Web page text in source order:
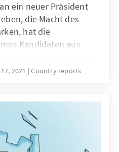
ein neuer Präsident
die Macht des
hat die
Kandidaten aus
Boykottaufrufen
gehandelten
Obersten Führer Ali
sicher. Eine
politischen
wird nicht erwartet.
2021 Country reports